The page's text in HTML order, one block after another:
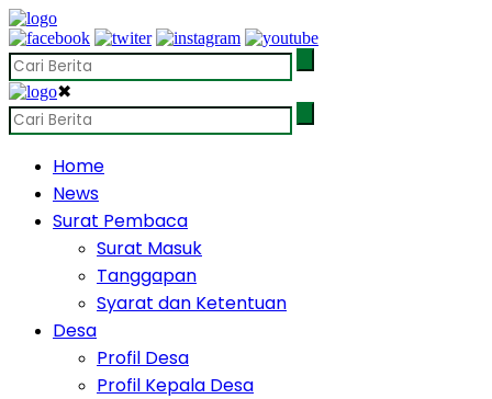
✖
Home
News
Surat Pembaca
Surat Masuk
Tanggapan
Syarat dan Ketentuan
Desa
Profil Desa
Profil Kepala Desa